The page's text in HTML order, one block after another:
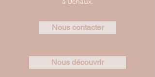
Nous contacter
Nous découvrir